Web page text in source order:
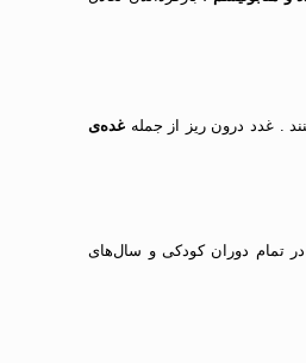
. غدد درون ریز از جمله غده‌ی
تمام دوران کودکی و سال‌های